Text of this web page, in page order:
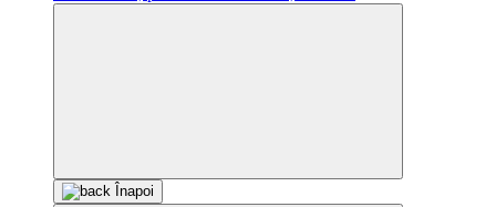
Înapoi